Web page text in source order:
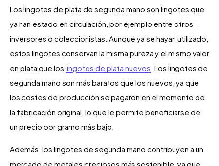
Los lingotes de plata de segunda mano son lingotes que
ya han estado en circulación, por ejemplo entre otros
inversores o coleccionistas. Aunque ya se hayan utilizado,
estos lingotes conservan la misma pureza y el mismo valor
en plata que los lingotes de plata nuevos. Los lingotes de
segunda mano son más baratos que los nuevos, ya que
los costes de producción se pagaron en el momento de
la fabricación original, lo que le permite beneficiarse de
un precio por gramo más bajo.
Además, los lingotes de segunda mano contribuyen a un
mercado de metales preciosos más sostenible, ya que